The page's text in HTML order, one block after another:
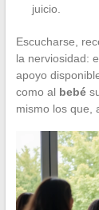
juicio.
Escucharse,
la nerviosidad:
apoyo
como al bebé
mismo los que,